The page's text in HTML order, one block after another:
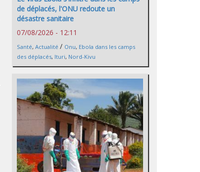
de déplacés, l'ONU redoute un
désastre sanitaire
07/08/2026 - 12:11
Santé, Actualité / Onu, Ebola dans les camps
des déplacés, Ituri, Nord-Kivu